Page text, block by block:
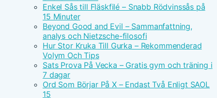
Enkel Sås till Fläskfilé – Snabb Rödvinssås på
15 Minuter
Beyond Good and Evil – Sammanfattning,
analys och Nietzsche-filosofi
Hur Stor Kruka Till Gurka – Rekommenderad
Volym Och Tips
Sats Prova På Vecka – Gratis gym och träning i
7 dagar
Ord Som Börjar På X – Endast Två Enligt SAOL
15